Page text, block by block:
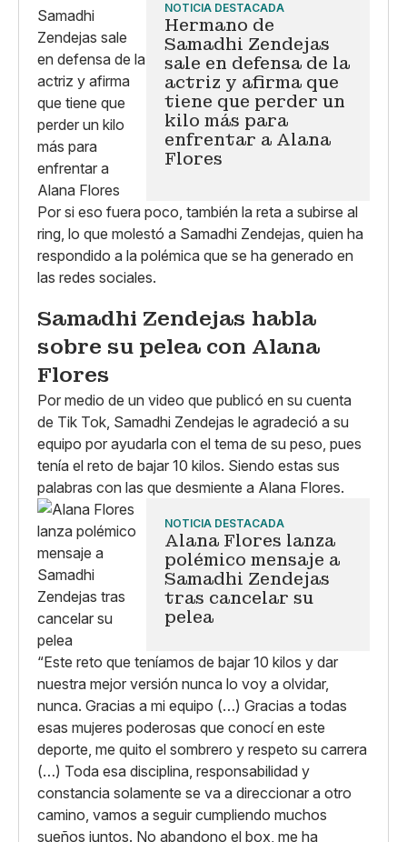
NOTICIA DESTACADA
Hermano de
Samadhi Zendejas
sale en defensa de la
actriz y afirma que
tiene que perder un
kilo más para
enfrentar a Alana
Flores
Por si eso fuera poco, también la reta a subirse al
ring, lo que molestó a Samadhi Zendejas, quien ha
respondido a la polémica que se ha generado en
las redes sociales.
Samadhi Zendejas habla
sobre su pelea con Alana
Flores
Por medio de un video que publicó en su cuenta
de Tik Tok, Samadhi Zendejas le agradeció a su
equipo por ayudarla con el tema de su peso, pues
tenía el reto de bajar 10 kilos. Siendo estas sus
palabras con las que desmiente a Alana Flores.
NOTICIA DESTACADA
Alana Flores lanza
polémico mensaje a
Samadhi Zendejas
tras cancelar su
pelea
“Este reto que teníamos de bajar 10 kilos y dar
nuestra mejor versión nunca lo voy a olvidar,
nunca. Gracias a mi equipo (…) Gracias a todas
esas mujeres poderosas que conocí en este
deporte, me quito el sombrero y respeto su carrera
(…) Toda esa disciplina, responsabilidad y
constancia solamente se va a direccionar a otro
camino, vamos a seguir cumpliendo muchos
sueños juntos. No abandono el box, me ha